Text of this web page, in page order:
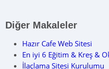
Diğer Makaleler
Hazır Cafe Web Sitesi
En iyi 6 Eğitim & Kreş &
İlaçlama Sitesi Kurulumu